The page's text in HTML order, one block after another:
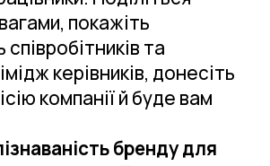
покажіть
та
керівників, донесіть
компанії й буде вам
бренду для